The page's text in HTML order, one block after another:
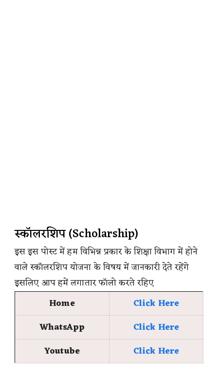
स्कॉलरशिप (Scholarship)
इस इस पोस्ट में हम विभिन्न प्रकार के शिक्षा विभाग में होने
वाले स्कॉलरशिप योजना के विषय में जानकारी देते रहेंगे
इसलिए आप हमें लगातार फॉलो करते रहिए
Home
Click Here
WhatsApp
Click Here
Youtube
Click Here